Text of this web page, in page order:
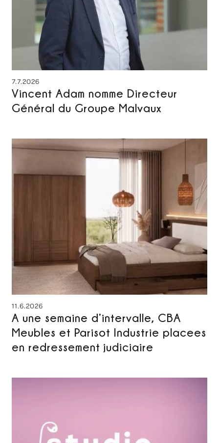
7.7.2026
Vincent Adam nomme Directeur
Général du Groupe Malvaux
11.6.2026
A une semaine d’intervalle, CBA
Meubles et Parisot Industrie placees
en redressement judiciaire